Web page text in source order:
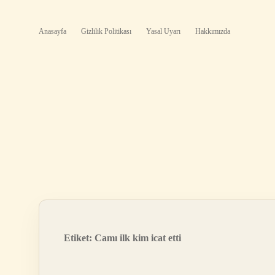
Anasayfa Gizlilik Politikası Yasal Uyarı Hakkımızda
Etiket: Camı ilk kim icat etti